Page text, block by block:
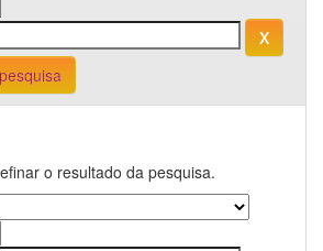
o resultado da pesquisa.